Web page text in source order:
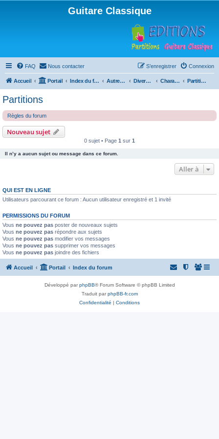
Guitare Classique
FAQ Nous contacter Connexion
S’enregistrer
Accueil Portail Index du forum Autres instruments à cordes pincées, ou styles Divers instruments Charango Partitions
Partitions
Règles du forum
Nouveau sujet
0 sujet • Page 1 sur 1
Il n’y a aucun sujet ou message dans ce forum.
Aller à
QUI EST EN LIGNE
Utilisateurs parcourant ce forum : Aucun utilisateur enregistré et 1 invité
PERMISSIONS DU FORUM
Vous ne pouvez pas poster de nouveaux sujets
Vous ne pouvez pas répondre aux sujets
Vous ne pouvez pas modifier vos messages
Vous ne pouvez pas supprimer vos messages
Vous ne pouvez pas joindre des fichiers
Accueil Portail Index du forum
Développé parphpBB® Forum Software © phpBB Limited
Traduit parphpBB-fr.com
Confidentialité | Conditions